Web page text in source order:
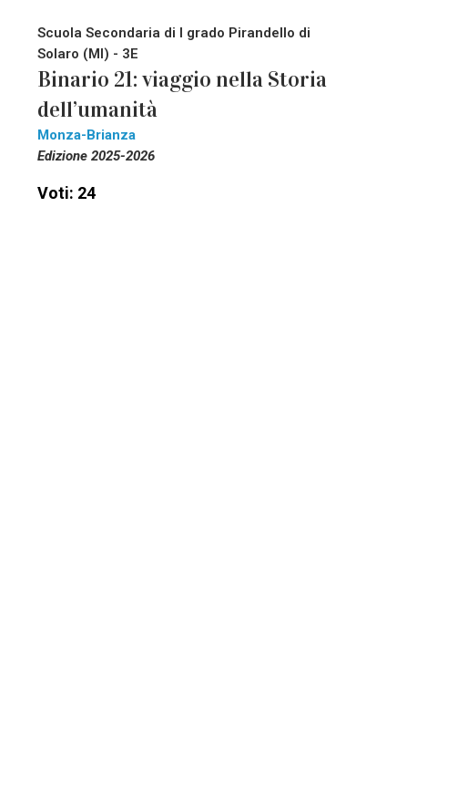
Scuola Secondaria di I grado Pirandello di
Solaro (MI) - 3E
Binario 21: viaggio nella Storia
dell’umanità
Monza-Brianza
Edizione 2025-2026
Voti: 24